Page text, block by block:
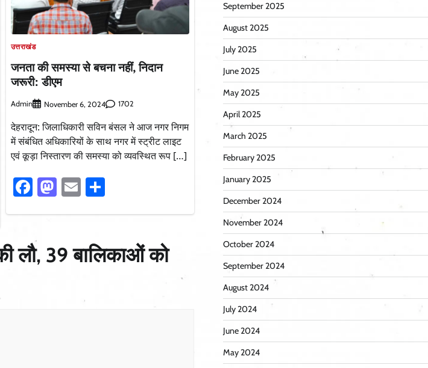
उत्तराखंड
जनता की समस्या से बचना नहीं, निदान
जरूरी: डीएम
Admin November 6, 2024 1702
देहरादून: जिलाधिकारी सविन बंसल ने आज नगर निगम
में संबंधित अधिकारियों के साथ नगर में स्ट्रीट लाइट
एवं कूड़ा निस्तारण की समस्या को व्यवस्थित रूप […]
Facebook
Mastodon
EmailShare
लौ, 39 बालिकाओं को
September 2025
August 2025
July 2025
June 2025
May 2025
April 2025
March 2025
February 2025
January 2025
December 2024
November 2024
October 2024
September 2024
August 2024
July 2024
June 2024
May 2024